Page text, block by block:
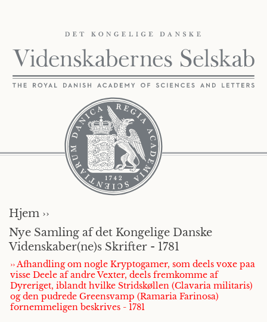
Hjem ››
Nye Samling af det Kongelige Danske
Videnskaber(ne)s Skrifter - 1781
›› Afhandling om nogle Kryptogamer, som deels voxe paa
visse Deele af andre Vexter, deels fremkomme af
Dyreriget, iblandt hvilke Stridskøllen (Clavaria militaris)
og den pudrede Greensvamp (Ramaria Farinosa)
fornemmeligen beskrives - 1781